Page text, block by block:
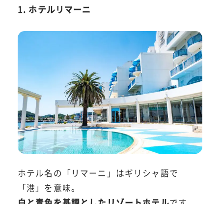
1. ホテルリマーニ
ホテル名の「リマーニ」はギリシャ語で
「港」を意味。